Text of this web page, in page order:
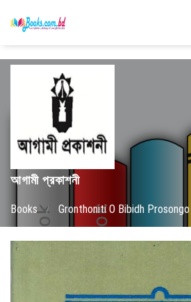
আগামী প্রকাশনী
Books / Gronthoniti O Bibidh Prosongo